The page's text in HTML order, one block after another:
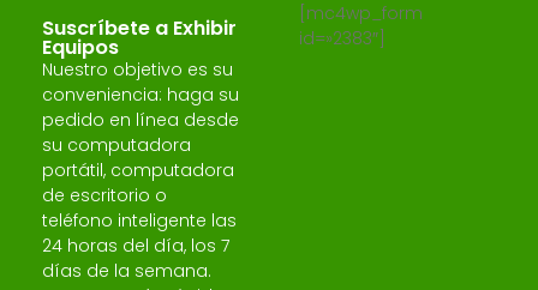
Suscríbete a Exhibir
Equipos
Nuestro objetivo es su
conveniencia: haga su
pedido en línea desde
su computadora
portátil, computadora
de escritorio o
teléfono inteligente las
24 horas del día, los 7
días de la semana.
[mc4wp_form
id=»2383″]